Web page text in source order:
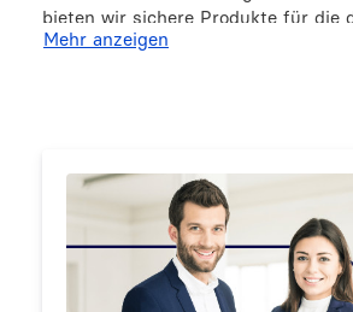
bieten wir sichere Produkte für die
Souveränität Deutschlands an. So
Arztpraxen und den Arbeitsplatz.
digitale Strömungen durch
dargestellt.
Mehr anzeigen